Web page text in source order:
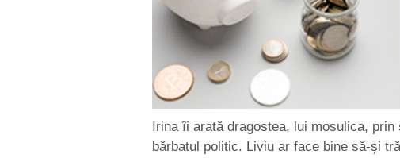
Irina îi arată dragostea, lui mosulica,
bărbatul politic. Liviu ar face bine să-și